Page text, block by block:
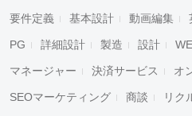
要件定義 基本設計 動画編集
PG 詳細設計 製造 設計
マネージャー 決済サービス オ
SEOマーケティング 商談 リク